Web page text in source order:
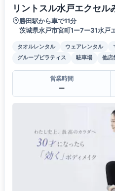
リントスル水戸エクセル
勝田駅から車で11分
茨城県水戸市宮町1ー7ー31水戸
タオルレンタル ウェアレンタル
グループピラティス
駐車場 他店
営業時間
ー